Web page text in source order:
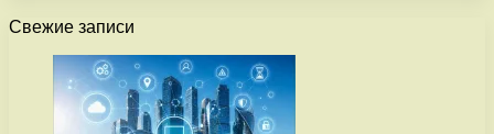
Свежие записи